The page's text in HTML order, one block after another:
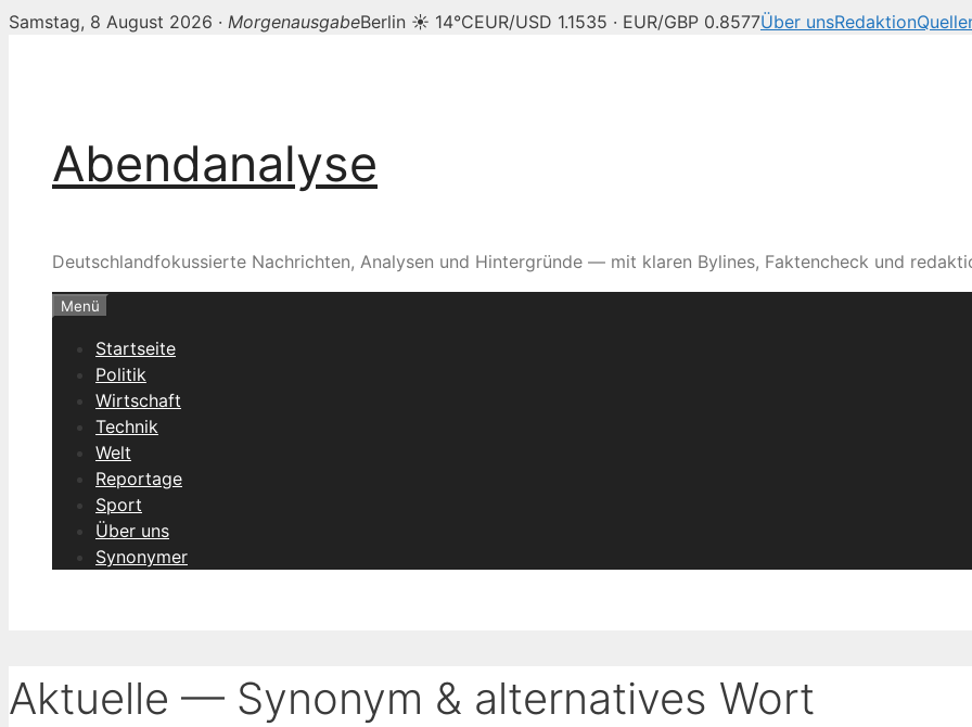
Samstag, 8 August 2026 · MorgenausgabeBerlin ☀ 14°CEUR/USD 1.1535 · EUR/GBP 0.8577Über unsRedaktion
Abendanalyse
Deutschlandfokussierte Nachrichten, Analysen und Hintergründe — mit klaren Bylines, Faktencheck und
Menü
Startseite
Politik
Wirtschaft
Technik
Welt
Reportage
Sport
Über uns
Synonymer
Aktuelle — Synonym & alternatives Wort